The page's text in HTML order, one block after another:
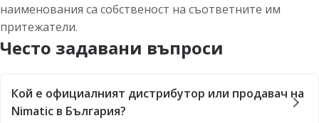
наименования са собственост на съответните им
притежатели.
Често задавани въпроси
Кой е официалният дистрибутор или продавач на
Nimatic в България?